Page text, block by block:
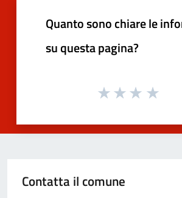
Quanto sono chiare le
su questa pagina?
Contatta il comune